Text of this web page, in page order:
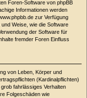
Foren-Software von phpBB
Informationen werden
zur Verfügung
Weise, wie die Software
der Software für
fremder Foren Einfluss
von Leben, Körper und
(Kardinalpflichten)
fahrlässiges Verhalten
Folgeschäden wie